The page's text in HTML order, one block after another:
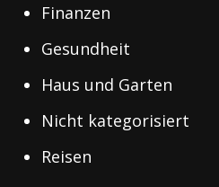
Finanzen
Gesundheit
Haus und Garten
Nicht kategorisiert
Reisen